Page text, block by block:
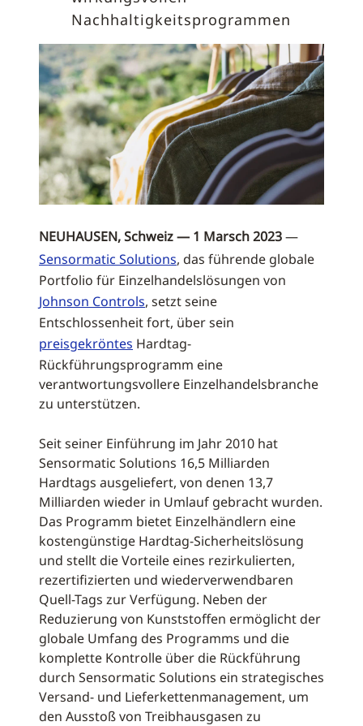
Nachhaltigkeitsprogrammen
NEUHAUSEN, Schweiz — 1 Marsch 2023—
Sensormatic Solutions, das führende globale
Portfolio für Einzelhandelslösungen von
Johnson Controls, setzt seine
Entschlossenheit fort, über sein
preisgekröntes Hardtag-
Rückführungsprogramm eine
verantwortungsvollere Einzelhandelsbranche
zu unterstützen.
Seit seiner Einführung im Jahr 2010 hat
Sensormatic Solutions 16,5 Milliarden
Hardtags ausgeliefert, von denen 13,7
Milliarden wieder in Umlauf gebracht wurden.
Das Programm bietet Einzelhändlern eine
kostengünstige Hardtag-Sicherheitslösung
und stellt die Vorteile eines rezirkulierten,
rezertifizierten und wiederverwendbaren
Quell-Tags zur Verfügung. Neben der
Reduzierung von Kunststoffen ermöglicht der
globale Umfang des Programms und die
komplette Kontrolle über die Rückführung
durch Sensormatic Solutions ein strategisches
Versand- und Lieferkettenmanagement, um
den Ausstoß von Treibhausgasen zu